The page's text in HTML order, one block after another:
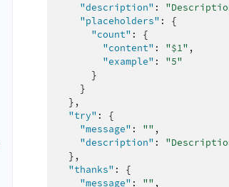
"description" :
"placeholders" :
{
"count" :
{
"content" : "$1" ,
"example" :
"5"
}
}
},
"try" :
{
"message" : "" ,
"description" :
},
"thanks" :
{
"message" : "" ,